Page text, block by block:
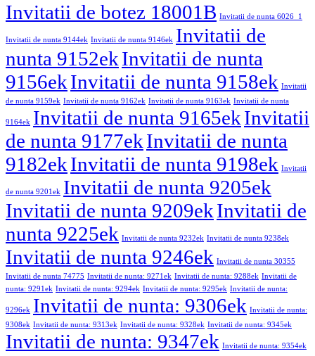
Invitatii de botez 18001B Invitatii de nunta 6026_1
Invitatii de nunta 9144ek Invitatii de nunta 9146ek Invitatii de
nunta 9152ekInvitatii de nunta
9156ekInvitatii de nunta 9158ek Invitatii
de nunta 9159ek Invitatii de nunta 9162ek Invitatii de nunta 9163ek Invitatii de nunta
9164ek Invitatii de nunta 9165ekInvitatii
de nunta 9177ekInvitatii de nunta
9182ekInvitatii de nunta 9198ek Invitatii
de nunta 9201ek Invitatii de nunta 9205ek
Invitatii de nunta 9209ekInvitatii de
nunta 9225ek Invitatii de nunta 9232ek Invitatii de nunta 9238ek
Invitatii de nunta 9246ek Invitatii de nunta 30355
Invitatii de nunta 74775 Invitatii de nunta: 9271ek Invitatii de nunta: 9288ek Invitatii de
nunta: 9291ek Invitatii de nunta: 9294ek Invitatii de nunta: 9295ek Invitatii de nunta:
9296ek Invitatii de nunta: 9306ek Invitatii de nunta:
9308ek Invitatii de nunta: 9313ek Invitatii de nunta: 9328ek Invitatii de nunta: 9345ek
Invitatii de nunta: 9347ek Invitatii de nunta: 9354ek